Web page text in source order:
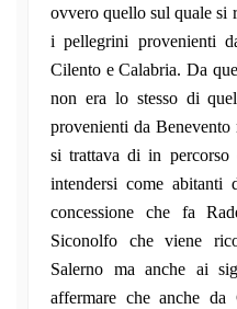
ovvero quello sul quale si
i pellegrini provenienti
Cilento e Calabria. Da
non era lo stesso di
provenienti da Benevento
si trattava di in percorso
intendersi come abitanti
concessione che fa
Siconolfo che viene
Salerno ma anche ai
affermare che anche da